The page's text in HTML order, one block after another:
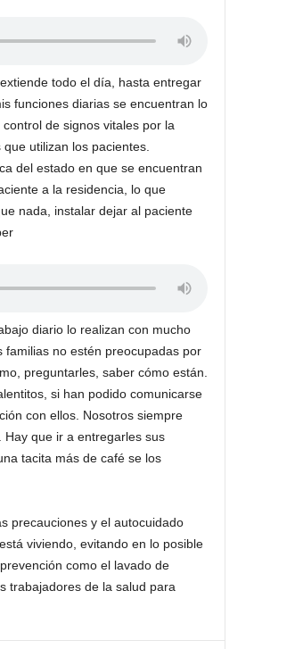
todo el día, hasta entregar
funciones diarias se encuentran lo
de signos vitales por la
utilizan los pacientes.
del estado en que se encuentran
a la residencia, lo que
nada, instalar dejar al paciente
diario lo realizan con mucho
no estén preocupadas por
preguntarles, saber cómo están.
si han podido comunicarse
con ellos. Nosotros siempre
que ir a entregarles sus
tacita más de café se los
precauciones y el autocuidado
viviendo, evitando en lo posible
como el lavado de
trabajadores de la salud para